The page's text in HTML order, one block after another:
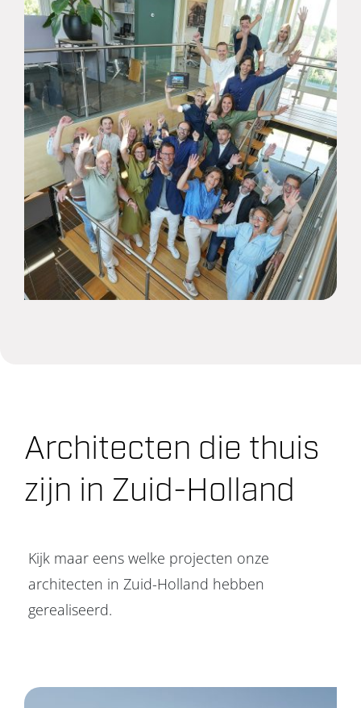
Architecten die thuis
zijn in Zuid-Holland
Kijk maar eens welke projecten onze
architecten in Zuid-Holland hebben
gerealiseerd.